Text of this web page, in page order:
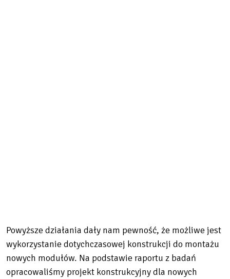
Powyższe działania dały nam pewność, że możliwe jest
wykorzystanie dotychczasowej konstrukcji do montażu
nowych modułów. Na podstawie raportu z badań
opracowaliśmy projekt konstrukcyjny dla nowych